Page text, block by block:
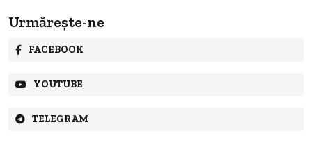
Urmărește-ne
FACEBOOK
YOUTUBE
TELEGRAM